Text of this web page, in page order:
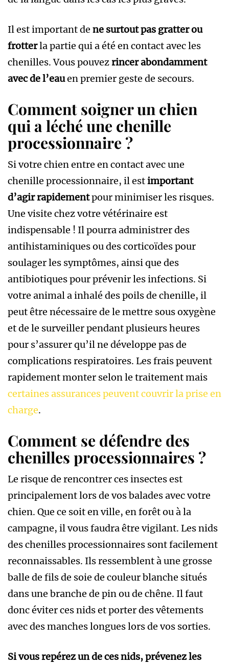
Il est important de ne surtout pas gratter ou
frotterla partie qui a été en contact avec les
chenilles. Vous pouvezrincer abondamment
avec de l’eauen premier geste de secours.
Comment soigner un chien
qui a léché une chenille
processionnaire ?
Si votre chien entre en contact avec une
chenille processionnaire, il estimportant
d’agir rapidementpour minimiser les risques.
Une visite chez votre vétérinaire est
indispensable ! Il pourra administrer des
antihistaminiques ou des corticoïdes pour
soulager les symptômes, ainsi que des
antibiotiques pour prévenir les infections. Si
votre animal a inhalé des poils de chenille, il
peut être nécessaire de le mettre sous oxygène
et de le surveiller pendant plusieurs heures
pour s’assurer qu’il ne développe pas de
complications respiratoires. Les frais peuvent
rapidement monter selon le traitement mais
certaines assurances peuvent couvrir la prise en
charge.
Comment se défendre des
chenilles processionnaires ?
Le risque de rencontrer ces insectes est
principalement lors de vos balades avec votre
chien. Que ce soit en ville, en forêt ou à la
campagne, il vous faudra être vigilant. Les nids
des chenilles processionnaires sont facilement
reconnaissables. Ils ressemblent à une grosse
balle de fils de soie de couleur blanche situés
dans une branche de pin ou de chêne. Il faut
donc éviter ces nids et porter des vêtements
avec des manches longues lors de vos sorties.
Si vous repérez un de ces nids, prévenez les